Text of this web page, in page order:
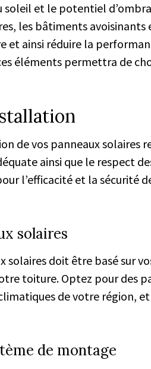
soleil et le potentiel
les bâtiments avoisinants
et ainsi réduire la
éléments permettra de
de vos panneaux solaires
ainsi que le respect
l’efficacité et la sécurité
solaires
solaires doit être basé sur
toiture. Optez pour des
de votre région,
de montage